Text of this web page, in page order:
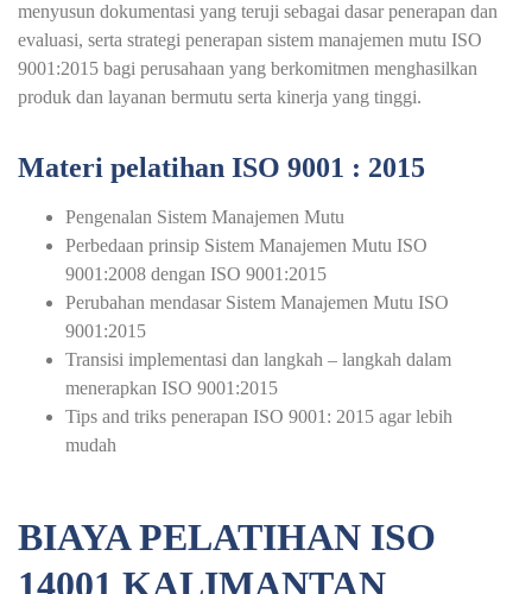
menyusun dokumentasi yang teruji sebagai dasar penerapan dan
evaluasi, serta strategi penerapan sistem manajemen mutu ISO
9001:2015 bagi perusahaan yang berkomitmen menghasilkan
produk dan layanan bermutu serta kinerja yang tinggi.
Materi pelatihan ISO 9001 : 2015
Pengenalan Sistem Manajemen Mutu
Perbedaan prinsip Sistem Manajemen Mutu ISO
9001:2008 dengan ISO 9001:2015
Perubahan mendasar Sistem Manajemen Mutu ISO
9001:2015
Transisi implementasi dan langkah – langkah dalam
menerapkan ISO 9001:2015
Tips and triks penerapan ISO 9001: 2015 agar lebih
mudah
BIAYA PELATIHAN ISO
14001 KALIMANTAN